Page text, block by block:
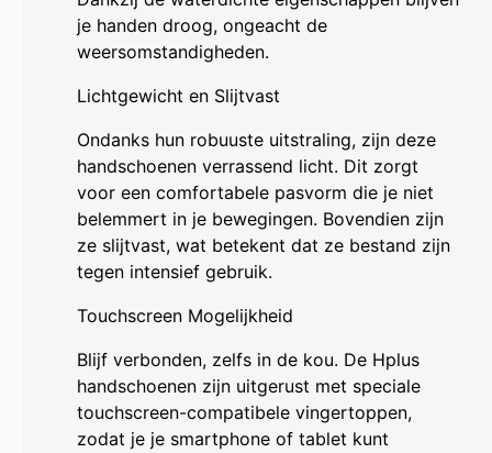
je handen droog, ongeacht de
weersomstandigheden.
Lichtgewicht en Slijtvast
Ondanks hun robuuste uitstraling, zijn deze
handschoenen verrassend licht. Dit zorgt
voor een comfortabele pasvorm die je niet
belemmert in je bewegingen. Bovendien zijn
ze slijtvast, wat betekent dat ze bestand zijn
tegen intensief gebruik.
Touchscreen Mogelijkheid
Blijf verbonden, zelfs in de kou. De Hplus
handschoenen zijn uitgerust met speciale
touchscreen-compatibele vingertoppen,
zodat je je smartphone of tablet kunt